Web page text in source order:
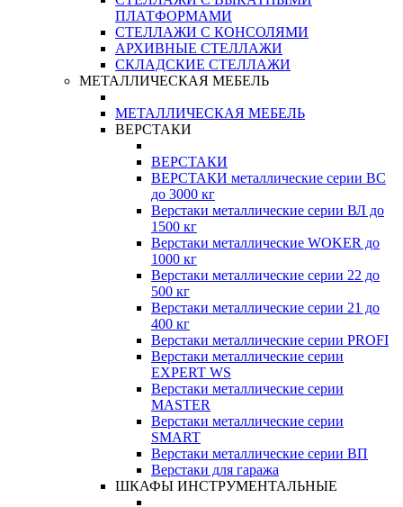
ПЛАТФОРМАМИ
СТЕЛЛАЖИ С КОНСОЛЯМИ
АРХИВНЫЕ СТЕЛЛАЖИ
СКЛАДСКИЕ СТЕЛЛАЖИ
МЕТАЛЛИЧЕСКАЯ МЕБЕЛЬ
МЕТАЛЛИЧЕСКАЯ МЕБЕЛЬ
ВЕРСТАКИ
ВЕРСТАКИ
ВЕРСТАКИ металлические серии ВС
до 3000 кг
Верстаки металлические серии ВЛ до
1500 кг
Верстаки металлические WOKER до
1000 кг
Верстаки металлические серии 22 до
500 кг
Верстаки металлические серии 21 до
400 кг
Верстаки металлические серии PROFI
Верстаки металлические серии
EXPERT WS
Верстаки металлические серии
MASTER
Верстаки металлические серии
SMART
Верстаки металлические серии ВП
Верстаки для гаража
ШКАФЫ ИНСТРУМЕНТАЛЬНЫЕ